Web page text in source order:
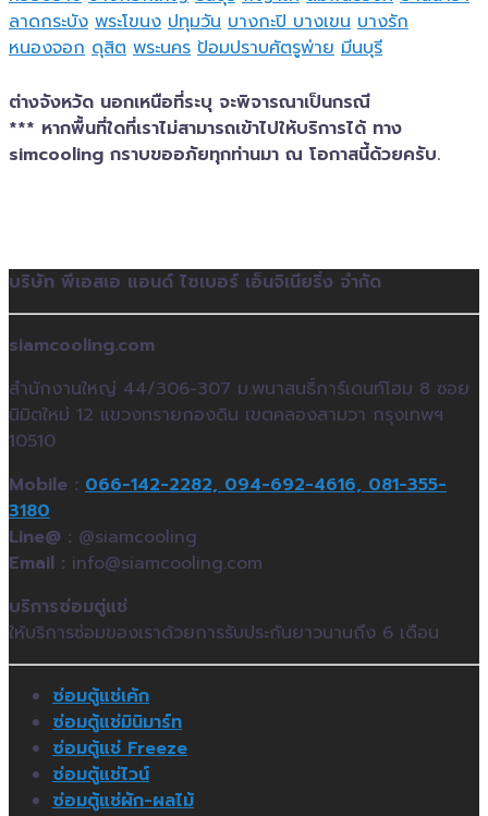
ลาดกระบัง พระโขนง ปทุมวัน บางกะปิ บางเขน บางรัก
หนองจอก ดุสิต พระนคร ป้อมปราบศัตรูพ่าย มีนบุรี
ต่างจังหวัด นอกเหนือที่ระบุ จะพิจารณาเป็นกรณี
*** หากพื้นที่ใดที่เราไม่สามารถเข้าไปให้บริการได้ ทาง
simcooling กราบขออภัยทุกท่านมา ณ โอกาสนี้ด้วยครับ.
บริษัท พีเอสเอ แอนด์ ไซเบอร์ เอ็นจิเนียริ่ง จำกัด
siamcooling.com
สำนักงานใหญ่ 44/306-307 ม.พนาสนธิ์การ์เดนท์โฮม 8 ซอย
นิมิตใหม่ 12 แขวงทรายกองดิน เขตคลองสามวา กรุงเทพฯ
10510
Mobile : 066-142-2282,094-692-4616, 081-355-
3180
Line@ : @siamcooling
Email : info@siamcooling.com
บริการซ่อมตู่แช่
ให้บริการซ่อมของเราด้วยการรับประกันยาวนานถึง 6 เดือน
ซ่อมตู้แช่เค้ก
ซ่อมตู้แช่มินิมาร์ท
ซ่อมตู้แช่ Freeze
ซ่อมตู้แช่ไวน์
ซ่อมตู้แช่ผัก-ผลไม้